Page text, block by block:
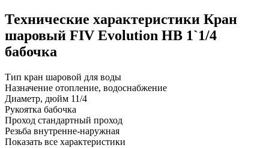
Технические характеристики Кран
шаровый FIV Evolution НВ 1`1/4
бабочка
Тип кран шаровой для воды
Назначение отопление, водоснабжение
Диаметр, дюйм 11/4
Рукоятка бабочка
Проход стандартный проход
Резьба внутренне-наружная
Показать все характеристики